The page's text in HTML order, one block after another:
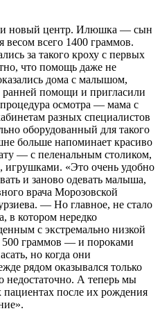
новый центр. Илюшка — сын
всего 1400 граммов.
за такого кроху с первых
что помощь даже не
дома с малышом,
ранней помощи и пригласили
осмотра — мама с
разных специалистов
оборудованный для такого
больше напоминает красиво
— с пеленальным столиком,
игрушками. «Это очень удобно
и заново одевать малыша,
врача Морозовской
— Но главное, не стало
в котором нередко
с экстремально низкой
граммов — и пороками
но когда они
рядом оказывался только
недостаточно. А теперь мы
после их рождения